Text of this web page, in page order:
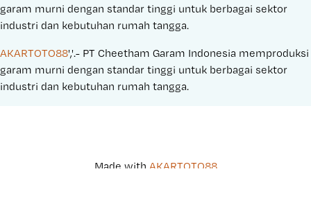
garam murni dengan standar tinggi untuk berbagai sektor
industri dan kebutuhan rumah tangga.
AKARTOTO88','.- PT Cheetham Garam Indonesia memproduksi
garam murni dengan standar tinggi untuk berbagai sektor
industri dan kebutuhan rumah tangga.
Made with AKARTOTO88